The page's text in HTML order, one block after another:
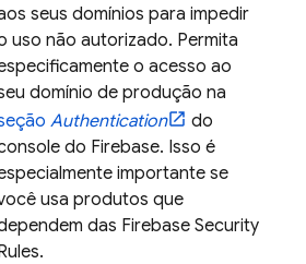
seus domínios para impedir
uso não autorizado. Permita
o acesso ao
domínio de produção na
Authentication
do
do Firebase. Isso é
importante se
usa produtos que
das Firebase Security
.